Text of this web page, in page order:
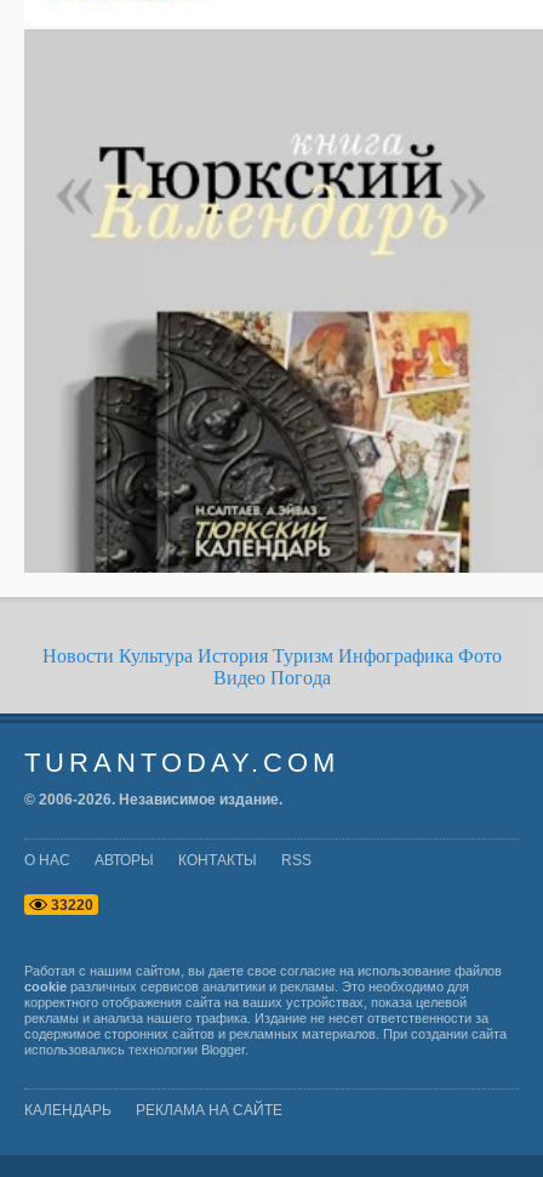
Новости Культура История Туризм Инфографика Фото
Видео Погода
TURANTODAY.COM
© 2006-2026. Независимое издание.
О НАС АВТОРЫ КОНТАКТЫ RSS
33220
Работая с нашим сайтом, вы даете свое согласие на использование файлов
cookie различных сервисов аналитики и рекламы. Это необходимо для
корректного отображения сайта на ваших устройствах, показа целевой
рекламы и анализа нашего трафика. Издание не несет ответственности за
содержимое сторонних сайтов и рекламных материалов. При создании сайта
использовались технологии Blogger.
КАЛЕНДАРЬ РЕКЛАМА НА САЙТЕ